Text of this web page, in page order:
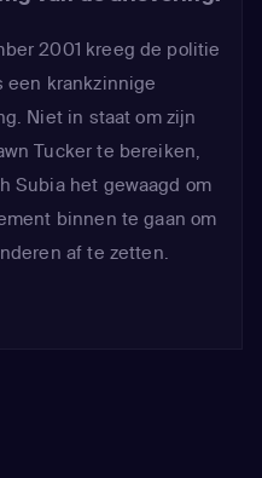
2001 kreeg de politie
een krankzinnige
Niet in staat om zijn
Tucker te bereiken,
Subia het gewaagd om
binnen te gaan om
af te zetten.